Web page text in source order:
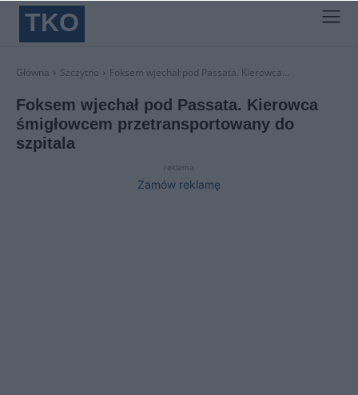
TKO
Główna Szczytno Foksem wjechał pod Passata. Kierowca...
Foksem wjechał pod Passata. Kierowca
śmigłowcem przetransportowany do
szpitala
reklama
Zamów reklamę